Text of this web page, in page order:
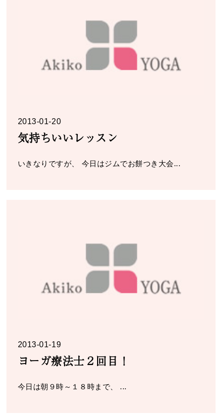
2013-01-20
気持ちいいレッスン
いきなりですが、 今日はジムでお餅つき大会...
2013-01-19
ヨーガ療法士２回目！
今日は朝９時～１８時まで、 ...